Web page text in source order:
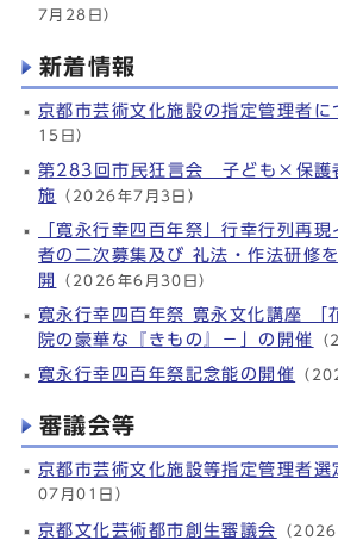
7月28日）
新着情報
京都市芸術文化施設の指定管理者に
15日）
第283回市民狂言会 子ども×保護
施
（2026年7月3日）
「寛永行幸四百年祭」行幸行列再
者の二次募集及び 礼法・作法研修
開
（2026年6月30日）
寛永行幸四百年祭 寛永文化講座 「
院の豪華な『きもの』－」の開催
寛永行幸四百年祭記念能の開催 （
審議会等
京都市芸術文化施設等指定管理者選
07月01日）
京都文化芸術都市創生審議会
（